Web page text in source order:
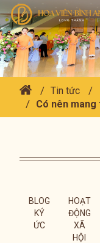
Tin tức
Có nên
BLOG
KÝ
ỨC
HOẠT
ĐỘNG
XÃ
HỘI